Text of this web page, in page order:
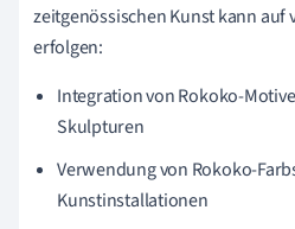
zeitgenössischen Kunst kann auf
erfolgen:
Integration von Rokoko-
Skulpturen
Verwendung von Rokoko-
Kunstinstallationen